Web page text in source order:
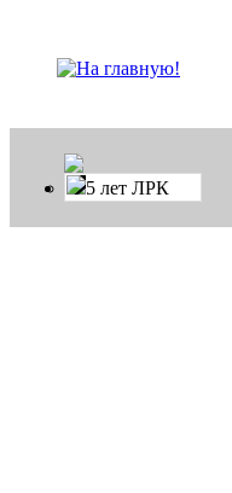
5 лет ЛРК